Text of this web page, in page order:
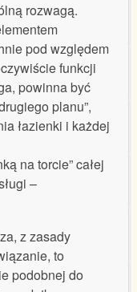
rozwagą.
pod względem
funkcji
powinna być
planu”,
łazienki i każdej
na torcie” całej
–
z zasady
to
podobnej do